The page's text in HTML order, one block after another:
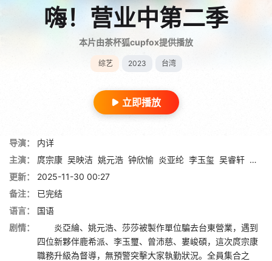
嗨！营业中第二季
本片由茶杯狐cupfox提供播放
综艺 2023 台湾
立即播放
导演：
内详
主演：
庹宗康 吴映洁 姚元浩 钟欣愉 炎亚纶 李玉玺 吴睿轩 曾沛
更新：
2025-11-30 00:27
备注：
已完结
语言：
国语
剧情：
炎亞綸、姚元浩、莎莎被製作單位騙去台東營業，遇到
四位新夥伴鹿希派、李玉璽、曾沛慈、婁峻碩，這次庹宗康
職務升級為督導，無預警突擊大家執勤狀況。全員集合之